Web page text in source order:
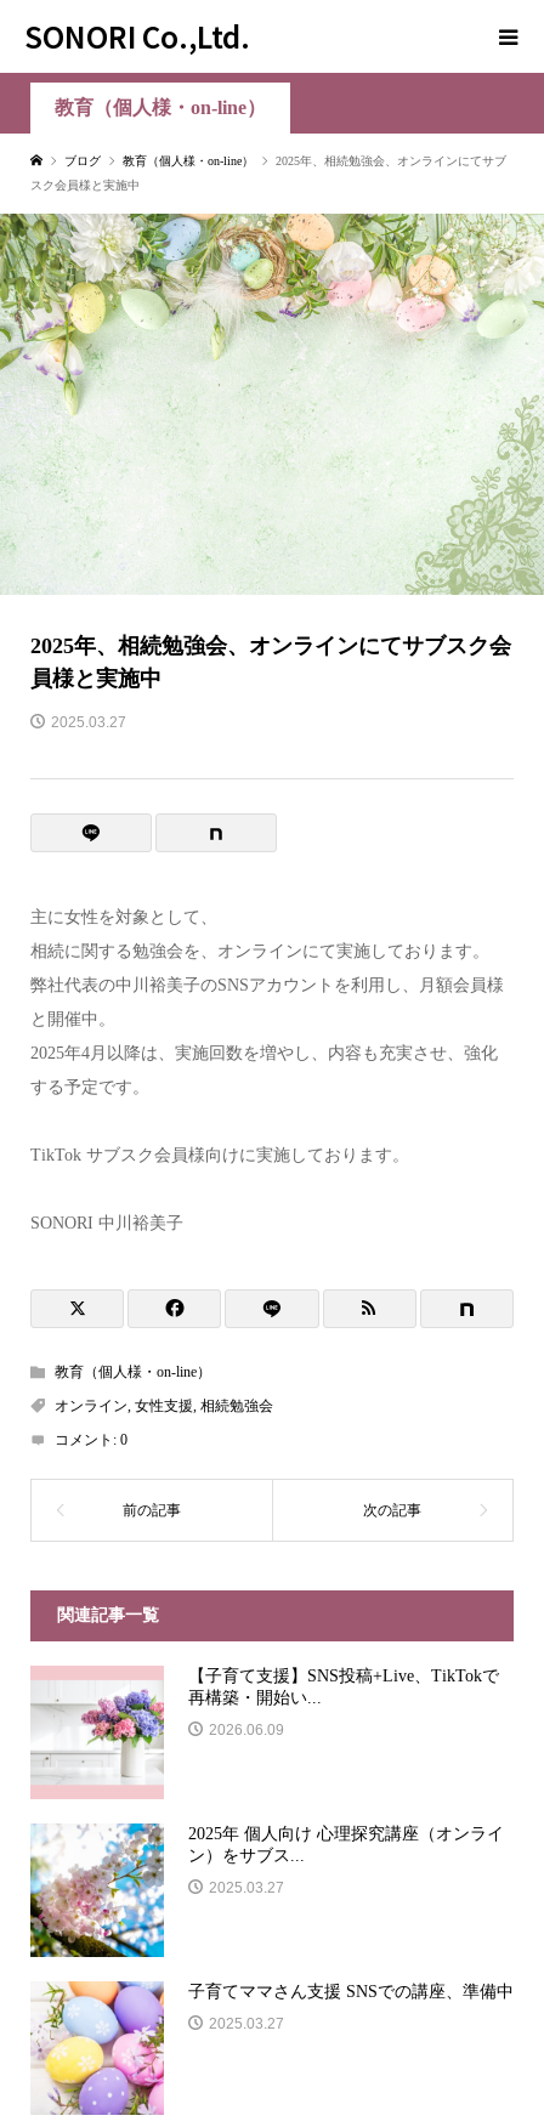
SONORI Co.,Ltd.
教育（個人様・on-line）
ブログ 教育（個人様・on-line）
2025年、相続勉強会、オンラインにてサブ
スク会員様と実施中
2025年、相続勉強会、オンラインにてサブスク会
員様と実施中
2025.03.27
主に女性を対象として、
相続に関する勉強会を、オンラインにて実施しております。
弊社代表の中川裕美子のSNSアカウントを利用し、月額会員様
と開催中。
2025年4月以降は、実施回数を増やし、内容も充実させ、強化
する予定です。
TikTok サブスク会員様向けに実施しております。
SONORI 中川裕美子
教育（個人様・on-line）
オンライン, 女性支援, 相続勉強会
コメント: 0
関連記事一覧
【子育て支援】SNS投稿+Live、TikTokで
再構築・開始い...
2026.06.09
2025年 個人向け 心理探究講座（オンライ
ン）をサブス...
2025.03.27
子育てママさん支援 SNSでの講座、準備中
2025.03.27